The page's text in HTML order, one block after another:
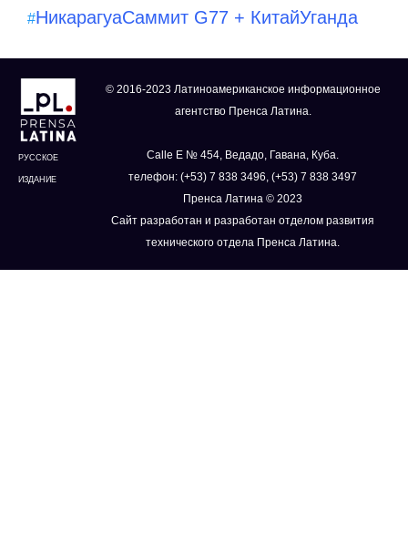
#НикарагуаСаммит G77 + КитайУганда
РУССКОЕ
ИЗДАНИЕ
© 2016-2023 Латиноамериканское информационное
агентство Пренса Латина.
Calle E № 454, Ведадо, Гавана, Куба.
телефон: (+53) 7 838 3496, (+53) 7 838 3497
Пренса Латина © 2023
Сайт разработан и разработан отделом развития
технического отдела Пренса Латина.